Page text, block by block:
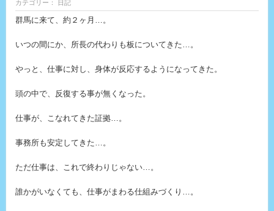
カテゴリー： 日記
群馬に来て、約２ヶ月…。
いつの間にか、所長の代わりも板についてきた…。
やっと、仕事に対し、身体が反応するようになってきた。
頭の中で、反復する事が無くなった。
仕事が、こなれてきた証拠…。
事務所も安定してきた…。
ただ仕事は、これで終わりじゃない…。
誰かがいなくても、仕事がまわる仕組みづくり…。